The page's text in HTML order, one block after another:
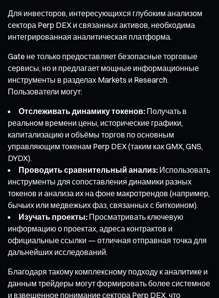
Для инвесторов, интересующихся глубоким анализом
сектора Perp DEX и связанных активов, необходима
интегрированная аналитическая платформа.
Gate не только предоставляет безопасные торговые
сервисы, но и предлагает мощные информационные
инструменты в разделах Markets и Research.
Пользователи могут:
Отслеживать динамику токенов: Получать в
реальном времени цены, исторические графики,
капитализацию и объёмы торгов по основным
управляющим токенам Perp DEX (таким как GMX, GNS,
DYDX).
Проводить сравнительный анализ: Использовать
инструменты для сопоставления динамики разных
токенов и анализа их на фоне макротрендов (например,
бычьих или медвежьих фаз, связанных с биткоином).
Изучать проекты: Просматривать ключевую
информацию о проектах, адреса контрактов и
официальные ссылки — отличная отправная точка для
дальнейших исследований.
Благодаря такому комплексному подходу к аналитике и
данным трейдеры могут формировать более системное
и взвешенное понимание сектора Perp DEX, что